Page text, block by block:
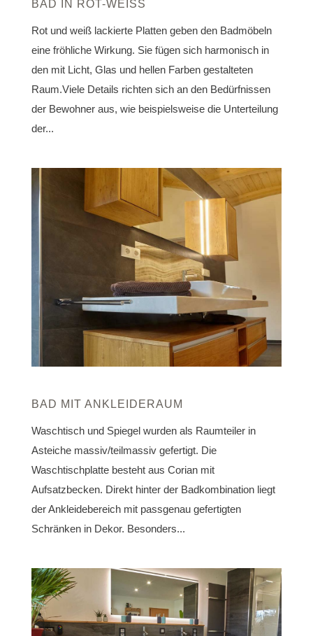
BAD IN ROT-WEISS
Rot und weiß lackierte Platten geben den Badmöbeln
eine fröhliche Wirkung. Sie fügen sich harmonisch in
den mit Licht, Glas und hellen Farben gestalteten
Raum.Viele Details richten sich an den Bedürfnissen
der Bewohner aus, wie beispielsweise die Unterteilung
der...
BAD MIT ANKLEIDERAUM
Waschtisch und Spiegel wurden als Raumteiler in
Asteiche massiv/teilmassiv gefertigt. Die
Waschtischplatte besteht aus Corian mit
Aufsatzbecken. Direkt hinter der Badkombination liegt
der Ankleidebereich mit passgenau gefertigten
Schränken in Dekor. Besonders...